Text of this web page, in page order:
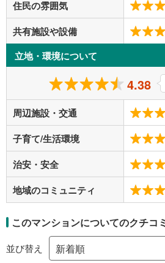
住民の雰囲気
共有施設や設備
立地・環境について
4.38
周辺施設・交通
子育て/生活環境
治安・安全
地域のコミュニティ
このマンションについてのクチコミ
並び替え